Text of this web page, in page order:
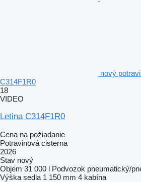
nový
C314F1R0
18
VIDEO
Letina C314F1R0
Cena na požiadanie
Potravinová cisterna
2026
Stav nový
Objem 31 000 l Podvozok pneumatický/
Výška sedla 1 150 mm 4 kabína